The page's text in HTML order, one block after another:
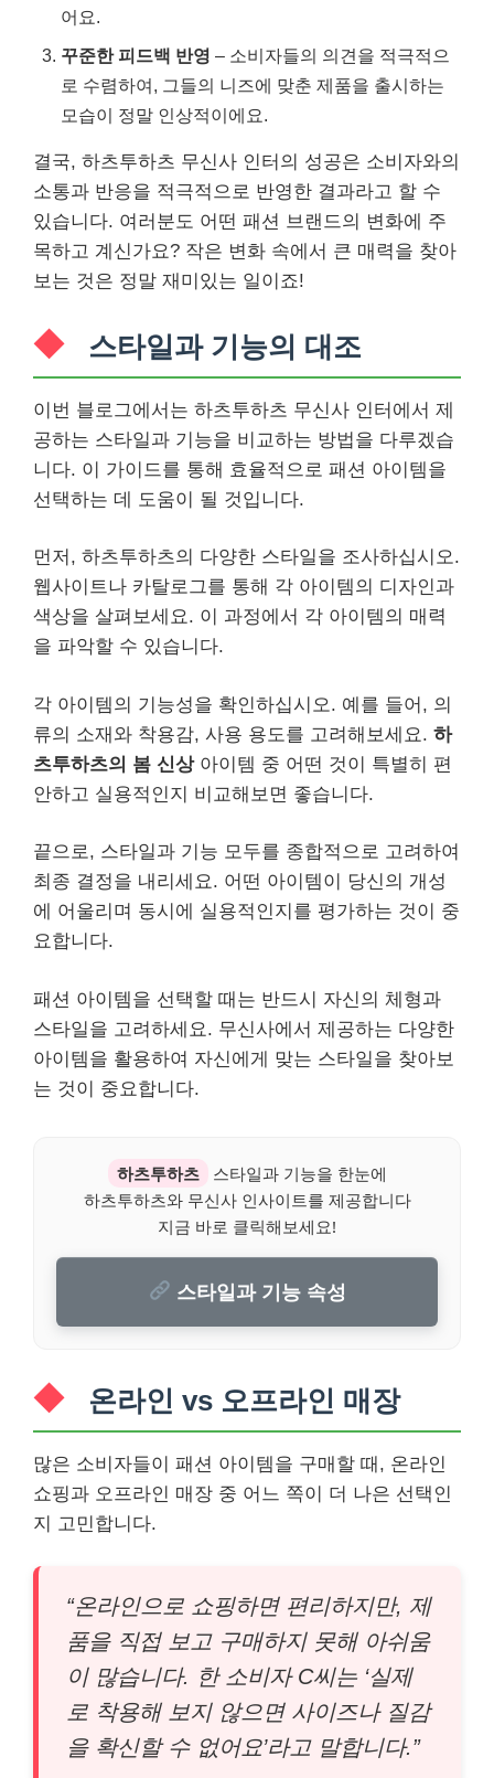
어요.
꾸준한 피드백 반영 – 소비자들의 의견을 적극적으
로 수렴하여, 그들의 니즈에 맞춘 제품을 출시하는
모습이 정말 인상적이에요.
결국, 하츠투하츠 무신사 인터의 성공은 소비자와의
소통과 반응을 적극적으로 반영한 결과라고 할 수
있습니다. 여러분도 어떤 패션 브랜드의 변화에 주
목하고 계신가요? 작은 변화 속에서 큰 매력을 찾아
보는 것은 정말 재미있는 일이죠!
스타일과 기능의 대조
이번 블로그에서는 하츠투하츠 무신사 인터에서 제
공하는 스타일과 기능을 비교하는 방법을 다루겠습
니다. 이 가이드를 통해 효율적으로 패션 아이템을
선택하는 데 도움이 될 것입니다.
먼저, 하츠투하츠의 다양한 스타일을 조사하십시오.
웹사이트나 카탈로그를 통해 각 아이템의 디자인과
색상을 살펴보세요. 이 과정에서 각 아이템의 매력
을 파악할 수 있습니다.
각 아이템의 기능성을 확인하십시오. 예를 들어, 의
류의 소재와 착용감, 사용 용도를 고려해보세요. 하
츠투하츠의 봄 신상아이템 중 어떤 것이 특별히 편
안하고 실용적인지 비교해보면 좋습니다.
끝으로, 스타일과 기능 모두를 종합적으로 고려하여
최종 결정을 내리세요. 어떤 아이템이 당신의 개성
에 어울리며 동시에 실용적인지를 평가하는 것이 중
요합니다.
패션 아이템을 선택할 때는 반드시 자신의 체형과
스타일을 고려하세요. 무신사에서 제공하는 다양한
아이템을 활용하여 자신에게 맞는 스타일을 찾아보
는 것이 중요합니다.
하츠투하츠
스타일과 기능을 한눈에
하츠투하츠와 무신사 인사이트를 제공합니다
지금 바로 클릭해보세요!
스타일과 기능 속성
온라인 vs 오프라인 매장
많은 소비자들이 패션 아이템을 구매할 때, 온라인
쇼핑과 오프라인 매장 중 어느 쪽이 더 나은 선택인
지 고민합니다.
“온라인으로 쇼핑하면 편리하지만, 제
품을 직접 보고 구매하지 못해 아쉬움
이 많습니다. 한 소비자 C씨는 ‘실제
로 착용해 보지 않으면 사이즈나 질감
을 확신할 수 없어요’라고 말합니다.”